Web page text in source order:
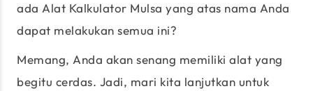
ada Alat Kalkulator Mulsa yang atas nama Anda
dapat melakukan semua ini?
Memang, Anda akan senang memiliki alat yang
begitu cerdas. Jadi, mari kita lanjutkan untuk